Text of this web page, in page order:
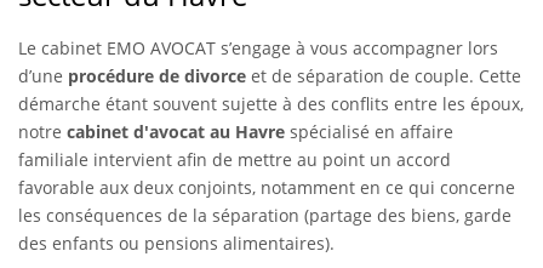
Le cabinet EMO AVOCAT s’engage à vous accompagner lors
d’une procédure de divorce et de séparation de couple. Cette
démarche étant souvent sujette à des conflits entre les époux,
notre cabinet d'avocat au Havre spécialisé en affaire
familiale intervient afin de mettre au point un accord
favorable aux deux conjoints, notamment en ce qui concerne
les conséquences de la séparation (partage des biens, garde
des enfants ou pensions alimentaires).